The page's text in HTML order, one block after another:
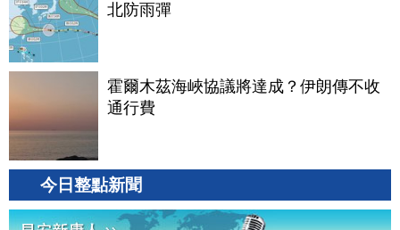
北防雨彈
霍爾木茲海峽協議將達成？伊朗傳不收
通行費
今日整點新聞